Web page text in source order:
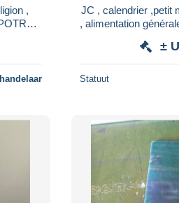
,
JC , calendrier ,petit
, alimentation
±
Statuut